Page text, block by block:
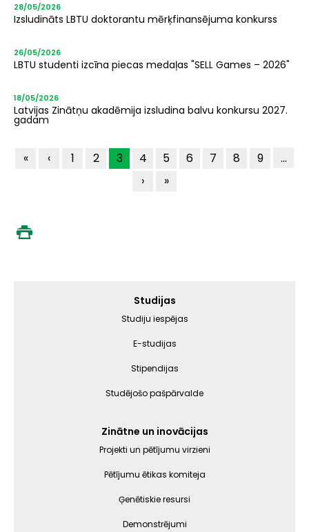
28/05/2026
Izsludināts LBTU doktorantu mērķfinansējuma konkurss
26/05/2026
LBTU studenti izcīna piecas medaļas "SELL Games – 2026"
18/05/2026
Latvijas Zinātņu akadēmija izsludina balvu konkursu 2027.
gadam
Pagination
First
«
Previous
‹ Lapa
1 Lapa
2
Šī
3 Lapa
4 Lapa
5 Lapa
6 Lapa
7 Lapa
8 Lapa
9
…
Nākamā
›
Last
»
Studijas
Studiju iespējas
E-studijas
Stipendijas
Studējošo pašpārvalde
Zinātne un inovācijas
Projekti un pētījumu virzieni
Pētījumu ētikas komiteja
Ģenētiskie resursi
Demonstrējumi